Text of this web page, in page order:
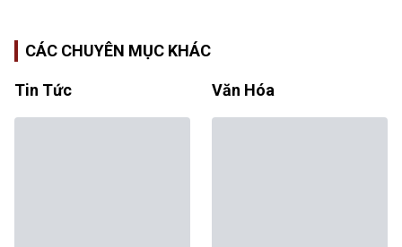
CÁC CHUYÊN MỤC KHÁC
Tin Tức Văn Hóa